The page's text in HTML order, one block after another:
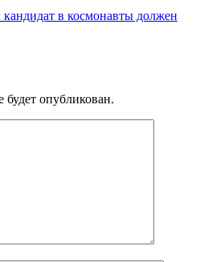
в космонавты должен
опубликован.